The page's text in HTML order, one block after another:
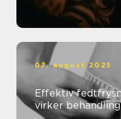
07. august 2025
Effektiv
virker